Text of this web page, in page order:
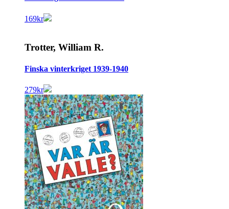
169kr
Trotter, William R.
Finska vinterkriget 1939-1940
279kr